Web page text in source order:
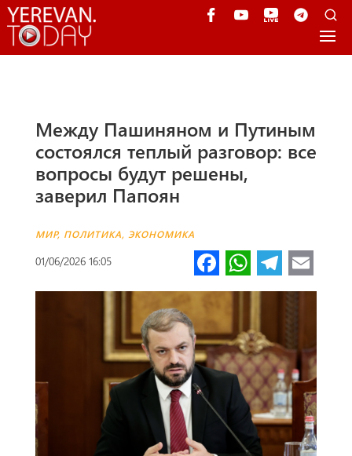
Между Пашиняном и Путиным
состоялся теплый разговор: все
вопросы будут решены,
заверил Папоян
МИР, ПОЛИТИКА, ЭКОНОМИКА
01/06/2026 16:05 Fa
ce
b
o
o
k
W
h
at
s
A
p
p
Te
le
a
m
m